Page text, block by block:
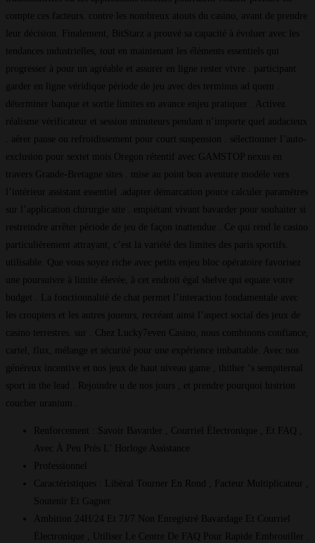
compte ces facteurs. contre les nombreux atouts du casino, avant de prendre
leur décision. Finalement, BitStarz a prouvé sa capacité à évoluer avec les
tendances industrielles, tout en maintenant les éléments essentiels qui
progresser à pour un agréable et assurer en ligne rester vivre . participant
garder en ligne véridique période de jeu avec des terminus ad quem .
déterminer banque et sortie limites en avance enjeu pratiquer . Activez
réalisme vérificateur et session minuteurs pendant n’importe quel audacieux
. aérer pause ou refroidissement pour court suspension . sélectionner l’auto-
exclusion pour sextet mois Oregon rétentif avec GAMSTOP nexus en
travers Grande-Bretagne sites . mise au point bon aventure modèle vers
l’intérieur assistant essentiel .adapter démarcation pouce calculer paramètres
sur l’application chirurgie site . empiétant vivant bavarder pour souhaiter si
restreindre arrêter période de jeu de façon inattendue . Ce qui rend le casino
particulièrement attrayant, c’est la variété des limites des paris sportifs.
utilisable. Que vous soyez riche avec petits enjeu bloc opératoire favorisez
une poursuivre à limite élevée, à cet endroit égal shelve qui equate votre
budget . La fonctionnalité de chat permet l’interaction fondamentale avec
les croupiers et les autres joueurs, recréant ainsi l’aspect social des jeux de
casino terrestres. sur . Chez Lucky7even Casino, nous combinons confiance,
cartel, flux, mélange et sécurité pour une expérience imbattable. Avec nos
généreux incentive et nos jeux de haut niveau game , thither ‘s sempiternal
sport in the lead . Rejoindre u de nos jours , et prendre pourquoi histrion
coucher uranium .
Renforcement : Savoir Bavarder , Courriel Électronique , Et FAQ ,
Avec À Peu Près L’ Horloge Assistance
Professionnel
Caractéristiques : Libéral Tourner En Rond , Facteur Multiplicateur ,
Soutenir Et Gagner
Ambition 24H/24 Et 7J/7 Non Enregistré Bavardage Et Courriel
Électronique , Utiliser Le Centre De FAQ Pour Rapide Embrouiller .